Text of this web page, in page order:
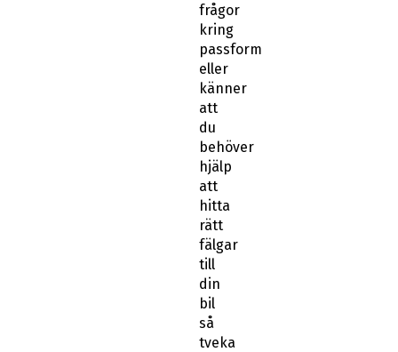
frågor
kring
passform
eller
känner
att
du
behöver
hjälp
att
hitta
rätt
fälgar
till
din
bil
så
tveka